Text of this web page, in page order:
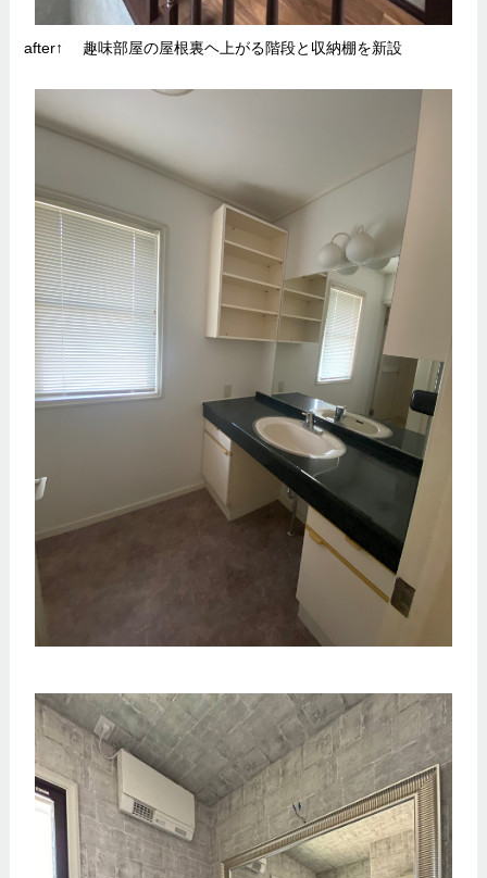
after↑ 趣味部屋の屋根裏ヘ上がる階段と収納棚を新設